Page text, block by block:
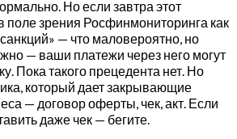
Но если завтра этот
поле зрения Росфинмониторинга как
— что маловероятно, но
— ваши платежи через него могут
Пока такого прецедента нет. Но
который дает закрывающие
— договор оферты, чек, акт. Если
даже чек — бегите.